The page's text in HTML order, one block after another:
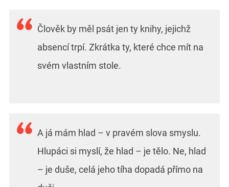
Člověk by měl psát jen ty knihy, jejichž
absencí trpí. Zkrátka ty, které chce mít na
svém vlastním stole.
A já mám hlad – v pravém slova smyslu.
Hlupáci si myslí, že hlad – je tělo. Ne, hlad
– je duše, celá jeho tíha dopadá přímo na